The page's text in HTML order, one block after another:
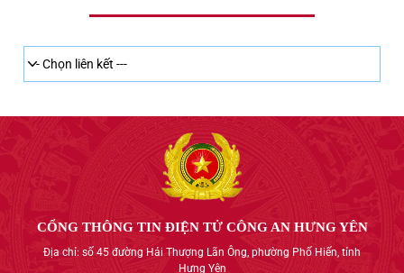
CỔNG THÔNG TIN ĐIỆN TỬ CÔNG AN HƯNG YÊN
Địa chỉ: số 45 đường Hải Thượng Lãn Ông, phường Phố Hiến, tỉnh
Hưng Yên